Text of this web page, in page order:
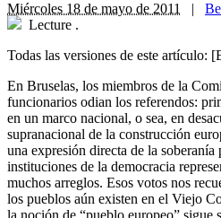
Miércoles 18 de mayo de 2011 |
Lecture .
Todas las versiones de este artículo:
En Bruselas, los miembros de la
funcionarios odian los referendos:
en un marco nacional, o sea, en
supranacional de la construcción
una expresión directa de la
instituciones de la democracia
muchos arreglos. Esos votos nos
los pueblos aún existen en el Viejo
la noción de “pueblo europeo” sigue